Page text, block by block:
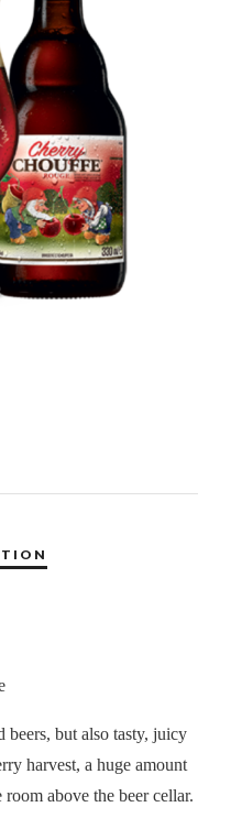
but also tasty, juicy
harvest, a huge amount
above the beer cellar.